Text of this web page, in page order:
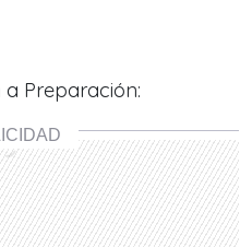
Preparación: